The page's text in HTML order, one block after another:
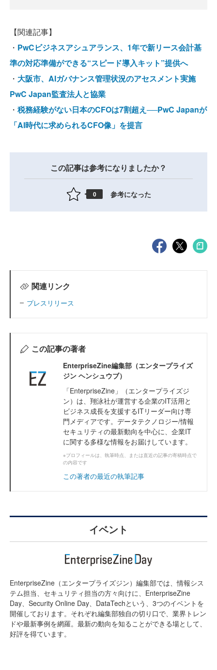
【関連記事】
・ PwCビジネスアシュアランス、1年で新リース会計基
準の対応準備ができる“スピード導入キット”提供へ
・ 大阪市、AIガバナンス管理状況のアセスメント実施
PwC Japan監査法人と協業
・ 税務経験がない日本のCFOは7割超え──PwC Japanが
「AI時代に求められるCFO像」を提言
この記事は参考になりましたか？
0 参考になった
関連リンク
プレスリリース
この記事の著者
EnterpriseZine編集部（エンタープライズ
ジン ヘンシュウブ）
「EnterpriseZine」（エンタープライズジ
ン）は、翔泳社が運営する企業のIT活用と
ビジネス成長を支援するITリーダー向け専
門メディアです。データテクノロジー/情報
セキュリティの最新動向を中心に、企業IT
に関する多様な情報をお届けしています。
※プロフィールは、執筆時点、または直近の記事の寄稿時点で
の内容です
この著者の最近の執筆記事
イベント
EnterpriseZine（エンタープライズジン）編集部では、情報シス
テム担当、セキュリティ担当の方々向けに、EnterpriseZine
Day、Security Online Day、DataTechという、3つのイベントを
開催しております。それぞれ編集部独自の切り口で、業界トレン
ドや最新事例を網羅。最新の動向を知ることができる場として、
好評を得ています。